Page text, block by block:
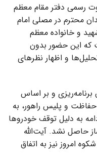
رسمی دفتر مقام معظم
محترم در مصلی امام
و خانواده معظم
که این حضور بدون
و اظهار نظرهای
برنامه‌ریزی و بر اساس
و پلیس راهور، به
به دلیل توقف خودروها
حاصل نشد. آیت‌الله
امروز نیز به اتفاق